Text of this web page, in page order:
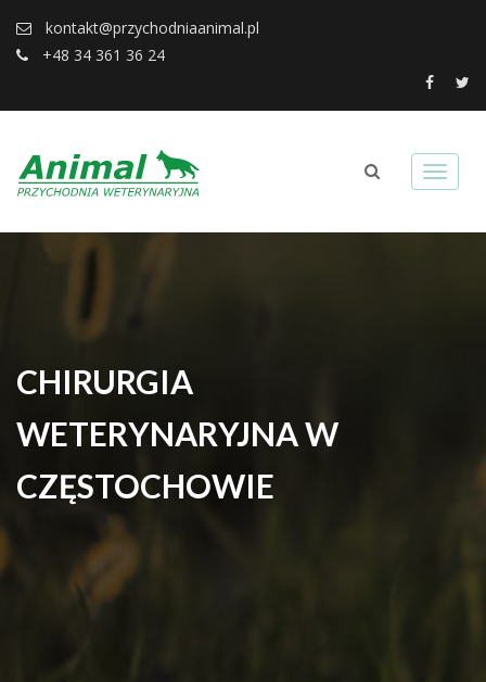
kontakt@przychodniaanimal.pl
+48 34 361 36 24
CHIRURGIA
WETERYNARYJNA W
CZĘSTOCHOWIE